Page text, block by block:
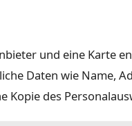
und eine Karte
Daten wie Name,
des